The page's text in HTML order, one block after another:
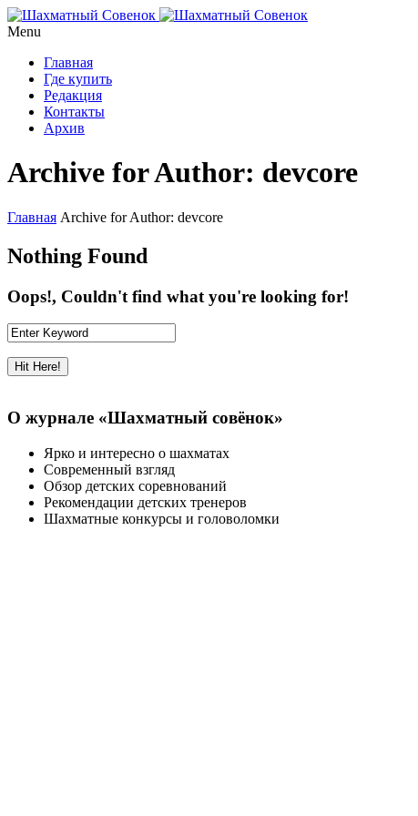
Menu
Главная
Где купить
Редакция
Контакты
Архив
Archive for Author: devcore
Главная Archive for Author: devcore
Nothing Found
Oops!, Couldn't find what you're looking for!
О журнале «Шахматный совёнок»
Ярко и интересно о шахматах
Современный взгляд
Обзор детских соревнований
Рекомендации детских тренеров
Шахматные конкурсы и головоломки